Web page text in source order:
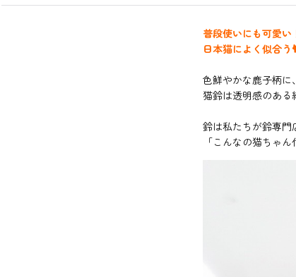
普段使いにも可愛い
日本猫によく似合う
色鮮やかな鹿子柄に
猫鈴は透明感のある
鈴は私たちが鈴専門
「こんなの猫ちゃ